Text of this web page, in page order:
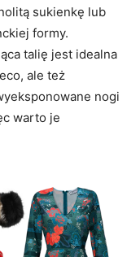
sukienkę lub
formy.
talię jest idealna
ale też
nogi
warto je